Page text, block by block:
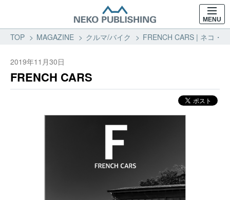
MENU
TOP MAGAZINE クルマ/バイク FRENCH CARS | ネコ・
2019年11月30日
FRENCH CARS